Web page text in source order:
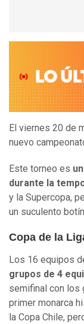
El viernes 20 de
nuevo
Este torneo es
durante la
y la Supercopa,
un suculento
Copa de la
Los 16 equipos
grupos de 4
semifinal con los
primer monarca
la Copa Chile,